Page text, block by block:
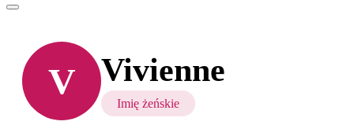
V Vivienne
Imię żeńskie